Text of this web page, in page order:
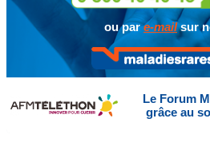
ou pare-mailsur
Le Forum
grâce au